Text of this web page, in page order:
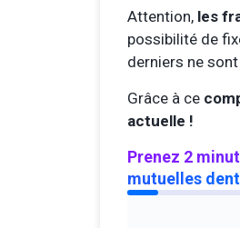
Attention, les
possibilité de
derniers ne sont
Grâce à ce
actuelle !
Prenez 2
mutuelles